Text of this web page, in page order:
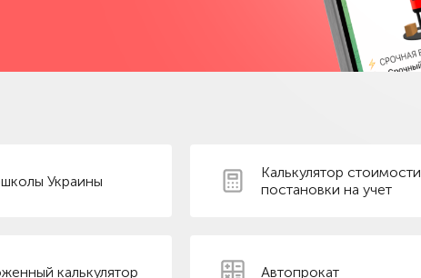
Украины
Калькулятор стоимости
постановки на учет
калькулятор Автопрокат